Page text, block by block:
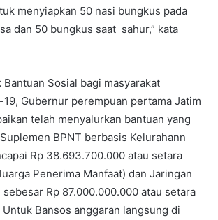
menyiapkan 50 nasi bungkus pada
dan 50 bungkus saat sahur,” kata
Sosial bagi masyarakat
Gubernur perempuan pertama Jatim
telah menyalurkan bantuan yang
BPNT berbasis Kelurahann
Rp 38.693.700.000 atau setara
Penerima Manfaat) dan Jaringan
sebesar Rp 87.000.000.000 atau setara
Untuk Bansos anggaran langsung di